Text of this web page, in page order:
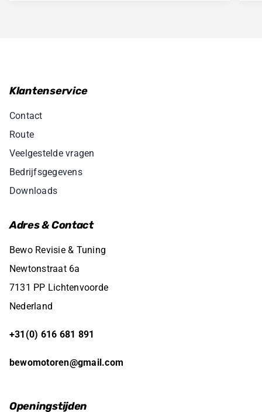
Klantenservice
Contact
Route
Veelgestelde vragen
Bedrijfsgegevens
Downloads
Adres & Contact
Bewo Revisie & Tuning
Newtonstraat 6a
7131 PP Lichtenvoorde
Nederland
+31(0) 616 681 891
bewomotoren@gmail.com
Openingstijden